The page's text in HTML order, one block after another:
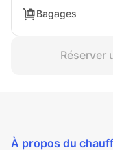
Bagages
Réserver
À propos du